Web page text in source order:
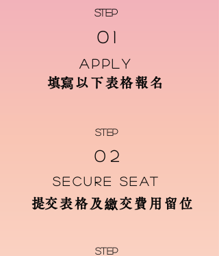
STEP
0 1
apply
​填寫以下表格報名
STEP
0 2
secure seat
​提交表格及繳交費用留位
STEP